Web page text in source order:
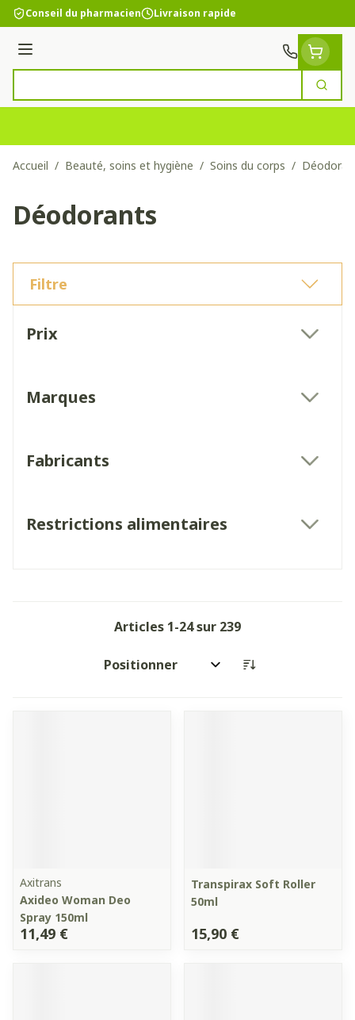
Aller au contenu
Conseil du pharmacien Livraison rapide
Menu
Accueil / Beauté, soins et hygiène / Soins du corps /
Déodorants
Filtre
Prix
Marques
Fabricants
Restrictions alimentaires
Articles 1-24sur 239
Trier par:
Axitrans
Axideo Woman Deo
Spray 150ml
11,49 €
Transpirax Soft Roller
50ml
15,90 €